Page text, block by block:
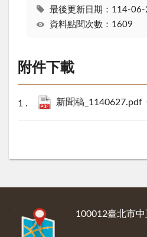
最後更新日期：114-06-
資料點閱次數：1609
附件下載
新聞稿_1140627.pdf
100012臺北市